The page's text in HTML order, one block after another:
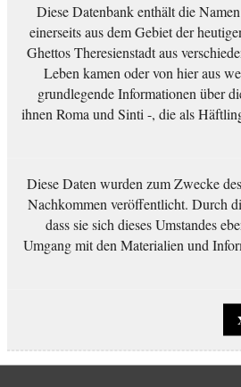
Löwyová Marie:
Todesfallanzeige,
Ghetto Theresienstadt
Diese Datenbank enthält die
einerseits aus dem Gebiet der
Ghettos Theresienstadt aus
Leben kamen oder von hier aus
grundlegende Informationen über
ihnen Roma und Sinti -, die als
Diese Daten wurden zum Zwecke
Nachkommen veröffentlicht. Durch
dass sie sich dieses Umstandes
Umgang mit den Materialien und